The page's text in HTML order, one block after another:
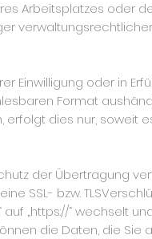
Arbeitsplatzes oder
Einwilligung oder in
Format
dies nur, soweit
der Übertragung
SSL- bzw.
„https://“ wechselt
die Daten, die